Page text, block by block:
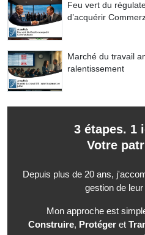
Feu vert du
d’acquérir
Marché du travail
ralentissement
3 étapes. 1
Votre
Depuis plus de 20 ans,
gestion de
Mon approche est
Construire, Protégeret